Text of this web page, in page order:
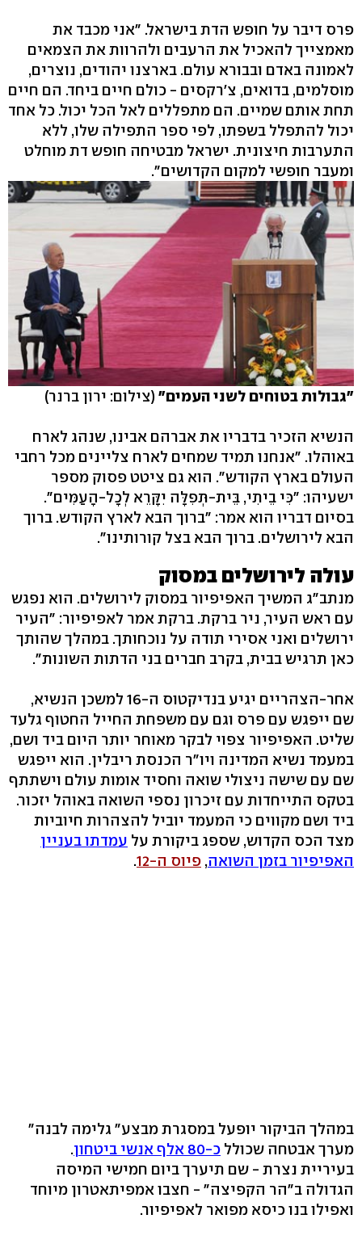
פרס דיבר על חופש הדת בישראל. "אני מכבד את
מאמצייך להאכיל את הרעבים ולהרוות את הצמאים
לאמונה באדם ובבורא עולם. בארצנו יהודים, נוצרים,
מוסלמים, בדואים, צ'רקסים - כולם חיים ביחד. הם חיים
תחת אותם שמיים. הם מתפללים לאל הכל יכול. כל אחד
יכול להתפלל בשפתו, לפי ספר התפילה שלו, ללא
התערבות חיצונית. ישראל מבטיחה חופש דת מוחלט
ומעבר חופשי למקום הקדושים".
"גבולות בטוחים לשני העמים" (צילום: ירון ברנר)
הנשיא הזכיר בדבריו את אברהם אבינו, שנהג לארח
באוהלו. "אנחנו תמיד שמחים לארח צליינים מכל רחבי
העולם בארץ הקודש". הוא גם ציטט פסוק מספר
ישעיהו: "כִּי בֵיתִי, בֵּית-תְּפִלָּה יִקָּרֵא לְכָל-הָעַמִּים".
בסיום דבריו הוא אמר: "ברוך הבא לארץ הקודש. ברוך
הבא לירושלים. ברוך הבא בצל קורותינו".
עולה לירושלים במסוק
מנתב"ג המשיך האפיפיור במסוק לירושלים. הוא נפגש
עם ראש העיר, ניר ברקת. ברקת אמר לאפיפיור: "העיר
ירושלים ואני אסירי תודה על נוכחותך. במהלך שהותך
כאן תרגיש בבית, בקרב חברים בני הדתות השונות".
אחר-הצהריים יגיע בנדיקטוס ה-16 למשכן הנשיא,
שם ייפגש עם פרס וגם עם משפחת החייל החטוף גלעד
שליט. האפיפיור צפוי לבקר מאוחר יותר היום ביד ושם,
במעמד נשיא המדינה ויו"ר הכנסת ריבלין. הוא ייפגש
שם עם שישה ניצולי שואה וחסיד אומות עולם וישתתף
בטקס התייחדות עם זיכרון נספי השואה באוהל יזכור.
ביד ושם מקווים כי המעמד יוביל להצהרות חיוביות
מצד הכס הקדוש, שספג ביקורת על עמדתו בעניין
האפיפיור בזמן השואה, פיוס ה-12 .
במהלך הביקור יופעל במסגרת מבצע" גלימה לבנה"
מערך אבטחה שכולל כ-80 אלף אנשי ביטחון
.
בעיריית נצרת - שם תיערך ביום חמישי המיסה
הגדולה ב"הר הקפיצה" - חצבו אמפיתאטרון מיוחד
ואפילו בנו כיסא מפואר לאפיפיור.